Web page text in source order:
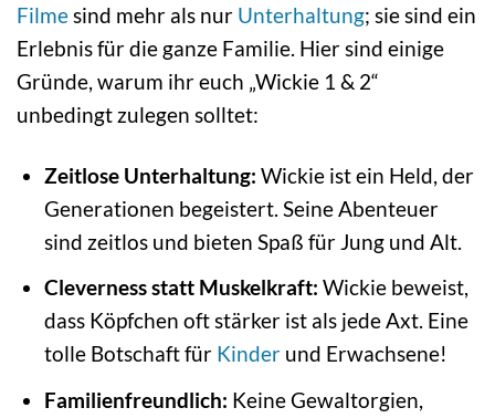
Filmesind mehr als nur Unterhaltung; sie sind ein
Erlebnis für die ganze Familie. Hier sind einige
Gründe, warum ihr euch „Wickie 1 & 2“
unbedingt zulegen solltet:
Zeitlose Unterhaltung: Wickie ist ein Held, der
Generationen begeistert. Seine Abenteuer
sind zeitlos und bieten Spaß für Jung und Alt.
Cleverness statt Muskelkraft: Wickie beweist,
dass Köpfchen oft stärker ist als jede Axt. Eine
tolle Botschaft für Kinderund Erwachsene!
Familienfreundlich: Keine Gewaltorgien,